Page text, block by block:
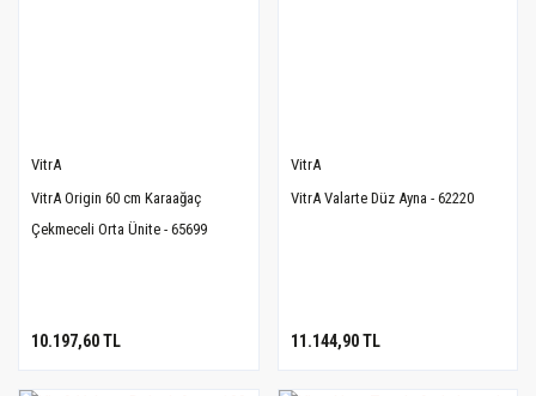
VitrA
VitrA Origin 60 cm Karaağaç
Çekmeceli Orta Ünite - 65699
10.197,60 TL
VitrA
VitrA Valarte Düz Ayna - 62220
11.144,90 TL